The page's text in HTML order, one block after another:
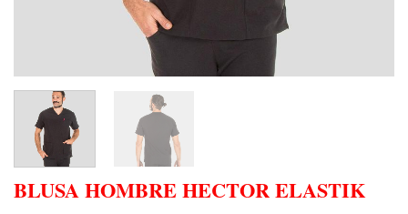
BLUSA HOMBRE HECTOR ELASTIK